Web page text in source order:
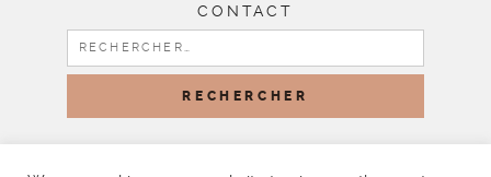
CONTACT
RECHERCHER :